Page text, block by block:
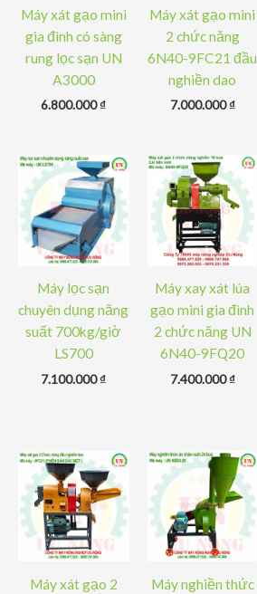
Máy xát gạo mini
gia đình có sàng
rung lọc sạn UN
A3000
6.800.000₫
Máy xát gạo mini
2 chức năng
6N40-9FC21 đầu
nghiền dao
7.000.000₫
Máy lọc sạn
chuyên dụng năng
suất 700kg/giờ
LS700
7.100.000₫
Máy xay xát lúa
gạo mini gia đình
2 chức năng UN
6N40-9FQ20
7.400.000₫
Máy xát gạo 2
Máy nghiền thức